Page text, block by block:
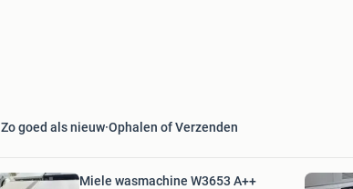
Zo goed als nieuw Ophalen of Verzenden
Miele wasmachine W3653 A++